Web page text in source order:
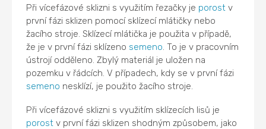
Při vícefázové sklizni s využitím řezačky je porost v
první fázi sklizen pomocí sklízecí mlátičky nebo
žacího stroje. Sklízecí mlátička je použita v případě,
že je v první fázi sklízeno semeno. To je v pracovním
ústrojí odděleno. Zbylý materiál je uložen na
pozemku v řádcích. V případech, kdy se v první fázi
semeno nesklízí, je použito žacího stroje.
Při vícefázové sklizni s využitím sklízecích lisů je
porost v první fázi sklizen shodným způsobem, jako